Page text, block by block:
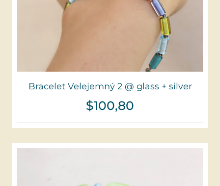
Bracelet Velejemný 2 @ glass + silver
$100,80